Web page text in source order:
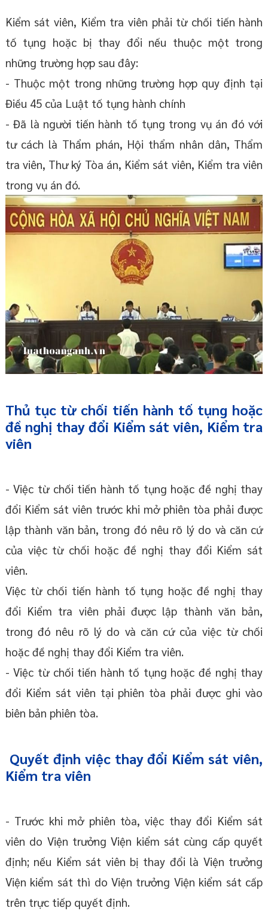
Kiểm sát viên, Kiểm tra viên phải từ chối tiến hành
tố tụng hoặc bị thay đổi nếu thuộc một trong
những trường hợp sau đây:
- Thuộc một trong những trường hợp quy định tại
Điều 45 của Luật tố tụng hành chính
- Đã là người tiến hành tố tụng trong vụ án đó với
tư cách là Thẩm phán, Hội thẩm nhân dân, Thẩm
tra viên, Thư ký Tòa án, Kiểm sát viên, Kiểm tra viên
trong vụ án đó.
Thủ tục từ chối tiến hành tố tụng hoặc
đề nghị thay đổi Kiểm sát viên, Kiểm tra
viên
- Việc từ chối tiến hành tố tụng hoặc đề nghị thay
đổi Kiểm sát viên trước khi mở phiên tòa phải được
lập thành văn bản, trong đó nêu rõ lý do và căn cứ
của việc từ chối hoặc đề nghị thay đổi Kiểm sát
viên.
Việc từ chối tiến hành tố tụng hoặc đề nghị thay
đổi Kiểm tra viên phải được lập thành văn bản,
trong đó nêu rõ lý do và căn cứ của việc từ chối
hoặc đề nghị thay đổi Kiểm tra viên.
- Việc từ chối tiến hành tố tụng hoặc đề nghị thay
đổi Kiểm sát viên tại phiên tòa phải được ghi vào
biên bản phiên tòa.
Quyết định việc thay đổi Kiểm sát viên,
Kiểm tra viên
- Trước khi mở phiên tòa, việc thay đổi Kiểm sát
viên do Viện trưởng Viện kiểm sát cùng cấp quyết
định; nếu Kiểm sát viên bị thay đổi là Viện trưởng
Viện kiểm sát thì do Viện trưởng Viện kiểm sát cấp
trên trực tiếp quyết định.